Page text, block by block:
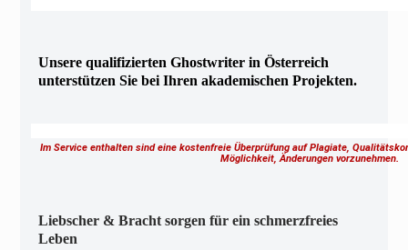
Unsere qualifizierten Ghostwriter in Österreich
unterstützen Sie bei Ihren akademischen Projekten.
Im Service enthalten sind eine kostenfreie Überprüfung auf Plagiate,
Möglichkeit, Änderungen vorzunehmen.
Liebscher & Bracht sorgen für ein schmerzfreies
Leben